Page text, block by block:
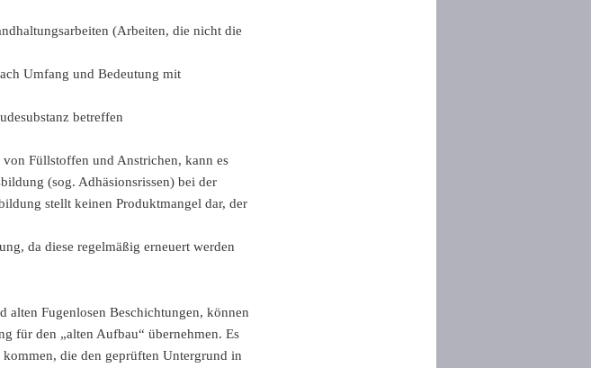
(Arbeiten, die nicht die
Umfang und Bedeutung mit
betreffen
Füllstoffen und Anstrichen, kann es
(sog. Adhäsionsrissen) bei der
stellt keinen Produktmangel dar, der
da diese regelmäßig erneuert werden
alten Fugenlosen Beschichtungen, können
für den „alten Aufbau“ übernehmen. Es
die den geprüften Untergrund in